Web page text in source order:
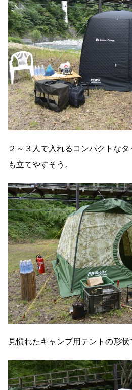
２～３人で入れるコンパクトな
も立てやすそう。
見慣れたキャンプ用テントの形状